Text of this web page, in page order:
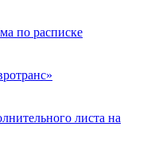
по расписке
листа на